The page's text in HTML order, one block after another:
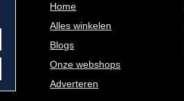
Home
Alles winkelen
Blogs
Onze webshops
Adverteren